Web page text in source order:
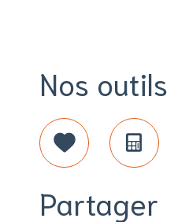
Nos outils
Sélectionner
Partager